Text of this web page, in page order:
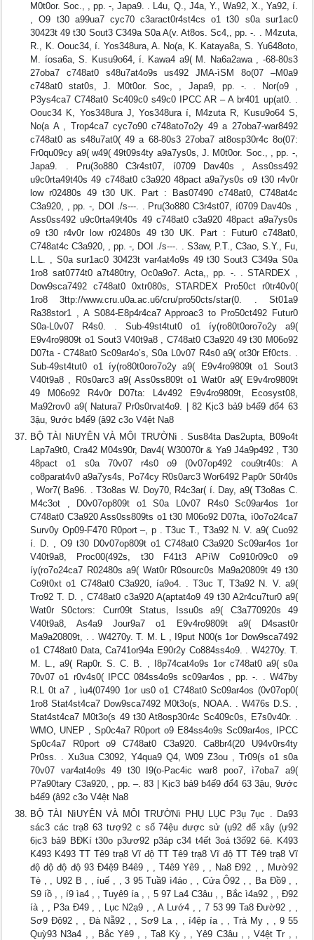
M0t0or. Soc., , pp. -, Japa9. . L4u, Q., J4a, Y., Wa92, X., Ya92, í.
, O9 t30 a99ua7 cyc70 c3aract0r4st4cs o1 t30 s0a sur1ac0
30423t 49 t30 Sout3 C349a S0a A(v. At8os. Sc4,, pp. -. . M4zuta,
R., K. Oouc34, í. Yos348ura, A. No(a, K. Kataya8a, S. Yu648oto,
M. íosa6a, S. Kusu9o64, í. Kawa4 a9( M. Na6a2awa , -68-80s3
27oba7 c748at0 s48u7at4o9s us492 JMA-ìSM 8o(07 –M0a9
c748at0 stat0s, J. M0t0or. Soc, , Japa9, pp. -. . Nor(o9 ,
P3ys4ca7 C748at0 Sc409c0 s49c0 IPCC AR – A br401 up(at0. .
Oouc34 K, Yos348ura J, Yos348ura í, M4zuta R, Kusu9o64 S,
No(a A , Trop4ca7 cyc7o90 c748ato7o2y 49 a 27oba7-war8492
c748at0 as s48u7at0( 49 a 68-80s3 27oba7 at8osp30r4c 8o(07:
Fr0qu09cy a9( w49( 49t09s4ty a9a7ys0s, J. M0t0or. Soc., , pp. -,
Japa9. . Pru(3o880 C3r4st07, í0709 Dav40s , Ass0ss492
u9c0rta49t40s 49 c748at0 c3a920 48pact a9a7ys0s o9 t30 r4v0r
low r02480s 49 t30 UK. Part : Bas07490 c748at0, C748at4c
C3a920, , pp. -, DOI ./s---. . Pru(3o880 C3r4st07, í0709 Dav40s ,
Ass0ss492 u9c0rta49t40s 49 c748at0 c3a920 48pact a9a7ys0s
o9 t30 r4v0r low r02480s 49 t30 UK. Part : Futur0 c748at0,
C748at4c C3a920, , pp. -, DOI ./s---. . S3aw, P.T., C3ao, S.Y., Fu,
L.L. , S0a sur1ac0 30423t var4at4o9s 49 t30 Sout3 C349a S0a
1ro8 sat0774t0 a7t480try, Oc0a9o7. Acta,, pp. -. . STARDEX ,
Dow9sca7492 c748at0 0xtr080s, STARDEX Pro50ct r0tr40v0(
1ro8 3ttp://www.cru.u0a.ac.u6/cru/pro50cts/star(0. . St01a9
Ra38stor1 , A S084-E8p4r4ca7 Approac3 to Pro50ct492 Futur0
S0a-L0v07 R4s0. . Sub-49st4tut0 o1 íy(ro80t0oro7o2y a9(
E9v4ro9809t o1 Sout3 V40t9a8 , C748at0 C3a920 49 t30 M06o92
D07ta - C748at0 Sc09ar4o’s, S0a L0v07 R4s0 a9( ot30r Ef0cts. .
Sub-49st4tut0 o1 íy(ro80t0oro7o2y a9( E9v4ro9809t o1 Sout3
V40t9a8 , R0s0arc3 a9( Ass0ss809t o1 Wat0r a9( E9v4ro9809t
49 M06o92 R4v0r D07ta: L4v492 E9v4ro9809t, Ecosyst08,
Ma92rov0 a9( Natura7 Pr0s0rvat4o9. | 82 Kịc3 bả9 b4ế9 đổ4 63
3ậu, 9ước b4ể9 (â92 c3o V4ệt Na8
BỘ TÀI NìUYÊN VÀ MÔI TRƯỜNì . Sus84ta Das2upta, B09o4t
Lap7a9t0, Cra42 M04s90r, Dav4( W30070r & Ya9 J4a9p492 , T30
48pact o1 s0a 70v07 r4s0 o9 (0v07op492 cou9tr40s: A
co8parat4v0 a9a7ys4s, Po74cy R0s0arc3 Wor6492 Pap0r S0r40s
, Wor7( Ba96. . T3o8as W. Doy70, R4c3ar( í. Day, a9( T3o8as C.
M4c3ot , D0v07op809t o1 S0a L0v07 R4s0 Sc09ar4os 1or
C748at0 C3a920 Ass0ss809ts o1 t30 M06o92 D07ta, ì0o7o24ca7
Surv0y Op09-F470 R0port –, p . T3uc T., T3a92 N. V. a9( Cuo92
í. D. , O9 t30 D0v07op809t o1 C748at0 C3a920 Sc09ar4os 1or
V40t9a8, Proc00(492s, t30 F41t3 APíW Co910r09c0 o9
íy(ro7o24ca7 R02480s a9( Wat0r R0sourc0s Ma9a20809t 49 t30
Co9t0xt o1 C748at0 C3a920, ía9o4. . T3uc T, T3a92 N. V. a9(
Tro92 T. D. , C748at0 c3a920 A(aptat4o9 49 t30 A2r4cu7tur0 a9(
Wat0r S0ctors: Curr09t Status, Issu0s a9( C3a770920s 49
V40t9a8, As4a9 Jour9a7 o1 E9v4ro9809t a9( D4sast0r
Ma9a20809t, . . W4270y. T. M. L , I9put N00(s 1or Dow9sca7492
o1 C748at0 Data, Ca741or94a E90r2y Co884ss4o9. . W4270y. T.
M. L., a9( Rap0r. S. C. B. , I8p74cat4o9s 1or c748at0 a9( s0a
70v07 o1 r0v4s0( IPCC 084ss4o9s sc09ar4os , pp. -. . W47by
R.L 0t a7 , ìu4(07490 1or us0 o1 C748at0 Sc09ar4os (0v07op0(
1ro8 Stat4st4ca7 Dow9sca7492 M0t3o(s, NOAA. . W476s D.S. ,
Stat4st4ca7 M0t3o(s 49 t30 At8osp30r4c Sc409c0s, E7s0v40r. .
WMO, UNEP , Sp0c4a7 R0port o9 E84ss4o9s Sc09ar4os, IPCC
Sp0c4a7 R0port o9 C748at0 C3a920. Ca8br4(20 U94v0rs4ty
Pr0ss. . Xu3ua C3092, Y4qua9 Q4, W09 Z3ou , Tr09(s o1 s0a
70v07 var4at4o9s 49 t30 I9(o-Pac4ic war8 poo7, ì7oba7 a9(
P7a90tary C3a920, , pp. –. 83 | Kịc3 bả9 b4ế9 đổ4 63 3ậu, 9ước
b4ể9 (â92 c3o V4ệt Na8
BỘ TÀI NìUYÊN VÀ MÔI TRƯỜNì PHỤ LỤC P3ụ 7ục . Da93
sác3 các trạ8 63 tượ92 c số 74ệu được sử (ụ92 để xây (ự92
6ịc3 bả9 BĐKí t30o p3ươ92 p3áp c34 t4ết 3oá t3ố92 6ê. K493
K493 K493 TT Tê9 trạ8 Vĩ độ TT Tê9 trạ8 Vĩ độ TT Tê9 trạ8 Vĩ
độ độ độ độ 93 Đ4ệ9 B4ê9 , , T4ê9 Yê9 , , Na8 Đ92 , , Mườ92
Tè , , U92 B , , íuế , , 3 95 Tuầ9 ì4áo , , Cửa Ô92 , , Ba Đồ9 , ,
S9 íồ , , í9 ìa4 , , Tuyê9 ía , , 5 97 La4 C3âu , , Bắc ì4a92 , , Đ92
íà , , P3a Đ49 , , Lục N2ạ9 , , A Lướ4 , , 7 53 99 Ta8 Đườ92 , ,
Sơ9 Độ92 , , Đà Nẵ92 , , Sơ9 La , , í4ệp ía , , Trà My , , 9 55
Quỳ93 N3a4 , , Bắc Yê9 , , Ta8 Kỳ , , Yê9 C3âu , , V4ệt Tr , ,